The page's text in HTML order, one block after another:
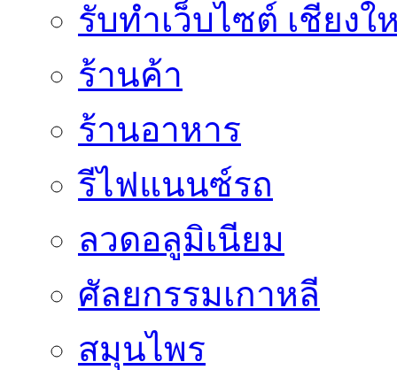
รับทำเว็บไซต์ เชียงใ
ร้านค้า
ร้านอาหาร
รีไฟแนนซ์รถ
ลวดอลูมิเนียม
ศัลยกรรมเกาหลี
สมุนไพร